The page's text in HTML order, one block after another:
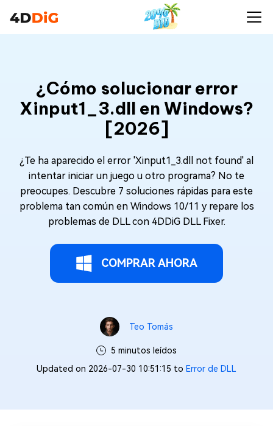
¿Cómo solucionar error
Xinput1_3.dll en Windows?
[2026]
¿Te ha aparecido el error 'Xinput1_3.dll not found' al
intentar iniciar un juego u otro programa? No te
preocupes. Descubre 7 soluciones rápidas para este
problema tan común en Windows 10/11 y repare los
problemas de DLL con 4DDiG DLL Fixer.
COMPRAR AHORA
Teo Tomás
5 minutos leídos
Updated on 2026-07-30 10:51:15 to Error de DLL